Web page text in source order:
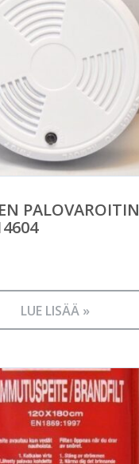
PALOVAROITIN
LUE LISÄÄ »